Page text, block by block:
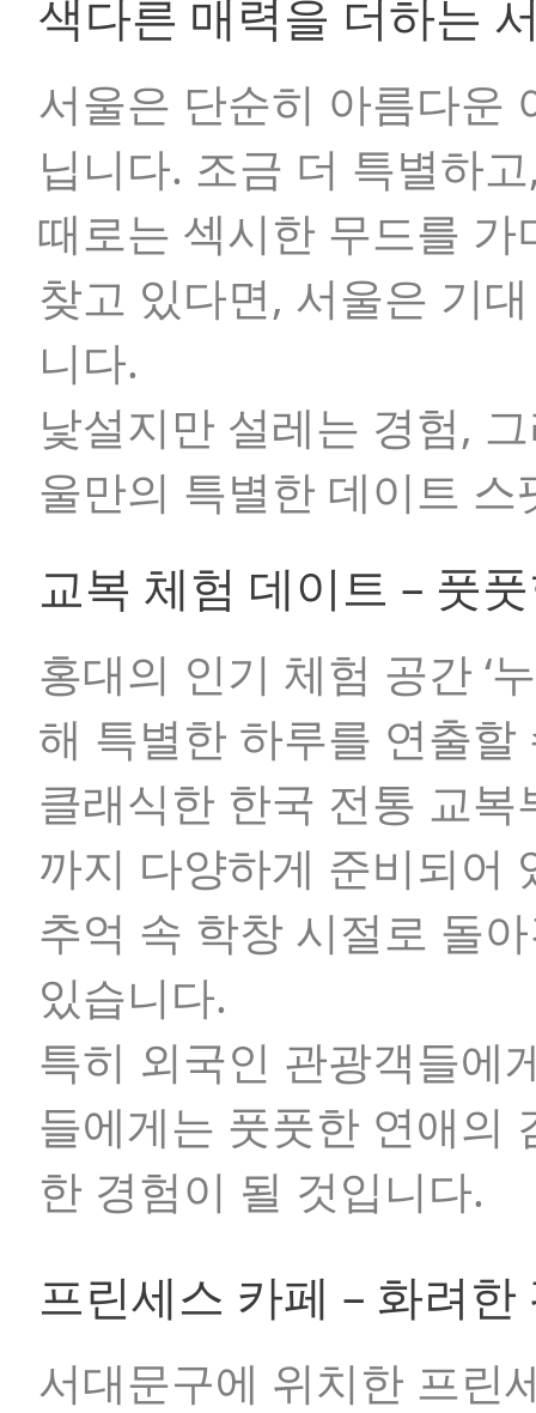
색다른 매력을 더하는
서울은 단순히 아름다운
닙니다. 조금 더 특별하
때로는 섹시한 무드를
찾고 있다면, 서울은 기
니다.
낯설지만 설레는 경험,
울만의 특별한 데이트
교복 체험 데이트 – 풋
홍대의 인기 체험 공간 ‘
해 특별한 하루를 연출할
클래식한 한국 전통 교
까지 다양하게 준비되어
추억 속 학창 시절로 돌
있습니다.
특히 외국인 관광객들에
들에게는 풋풋한 연애의
한 경험이 될 것입니다.
프린세스 카페 – 화려
서대문구에 위치한 프린